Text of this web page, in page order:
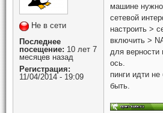
Не в сети
Последнее
посещение: 10 лет 7
месяцев назад
Регистрация:
11/04/2014 - 19:09
машине
сетевой
настроить >
включить >
для верности
ось.
пинги идти
быть.